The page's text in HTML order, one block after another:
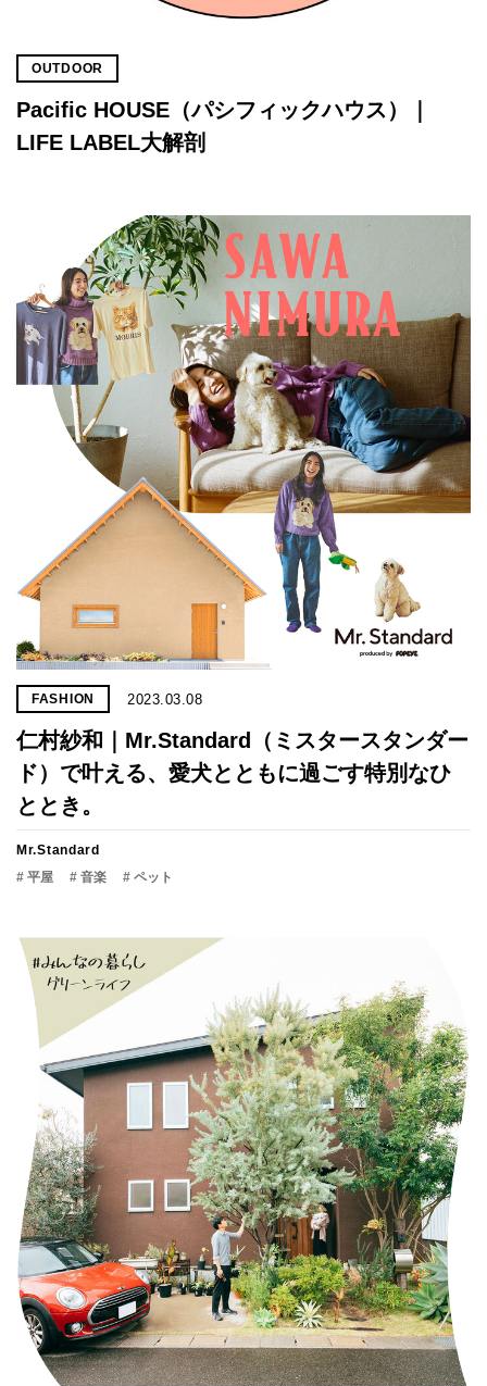
OUTDOOR
Pacific HOUSE（パシフィックハウス）｜
LIFE LABEL大解剖
FASHION 2023.03.08
仁村紗和｜Mr.Standard（ミスタースタンダー
ド）で叶える、愛犬とともに過ごす特別なひ
ととき。
Mr.Standard
# 平屋
# 音楽 # ペット